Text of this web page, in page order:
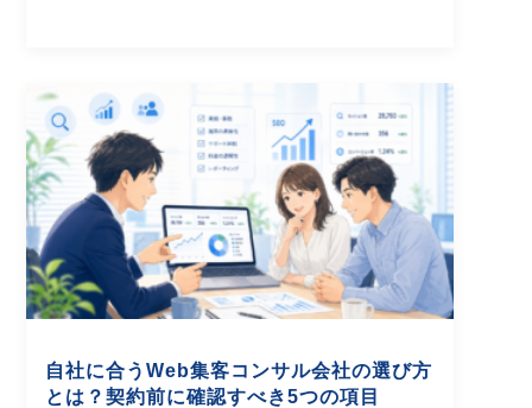
自社に合うWeb集客コンサル会社の選び方
とは？契約前に確認すべき5つの項目